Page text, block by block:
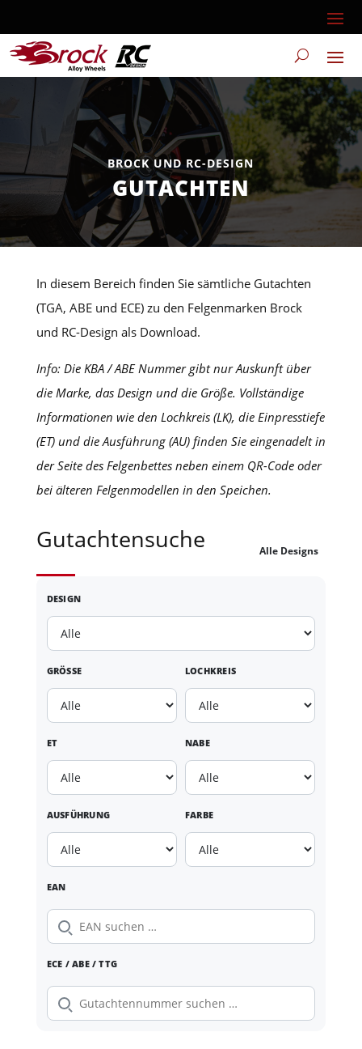
BROCK UND RC-DESIGN
GUTACHTEN
In diesem Bereich finden Sie sämtliche Gutachten
(TGA, ABE und ECE) zu den Felgenmarken Brock
und RC-Design als Download.
Info: Die KBA / ABE Nummer gibt nur Auskunft über
die Marke, das Design und die Größe. Vollständige
Informationen wie den Lochkreis (LK), die Einpresstiefe
(ET) und die Ausführung (AU) finden Sie eingenadelt in
der Seite des Felgenbettes neben einem QR-Code oder
bei älteren Felgenmodellen in den Speichen.
Gutachtensuche Alle Designs
DESIGN
GRÖSSE LOCHKREIS
ET NABE
AUSFÜHRUNG FARBE
EAN
ECE / ABE / TTG